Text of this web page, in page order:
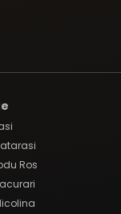
Ros